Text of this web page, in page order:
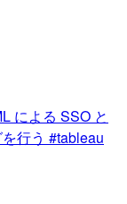
による SSO と
行う #tableau